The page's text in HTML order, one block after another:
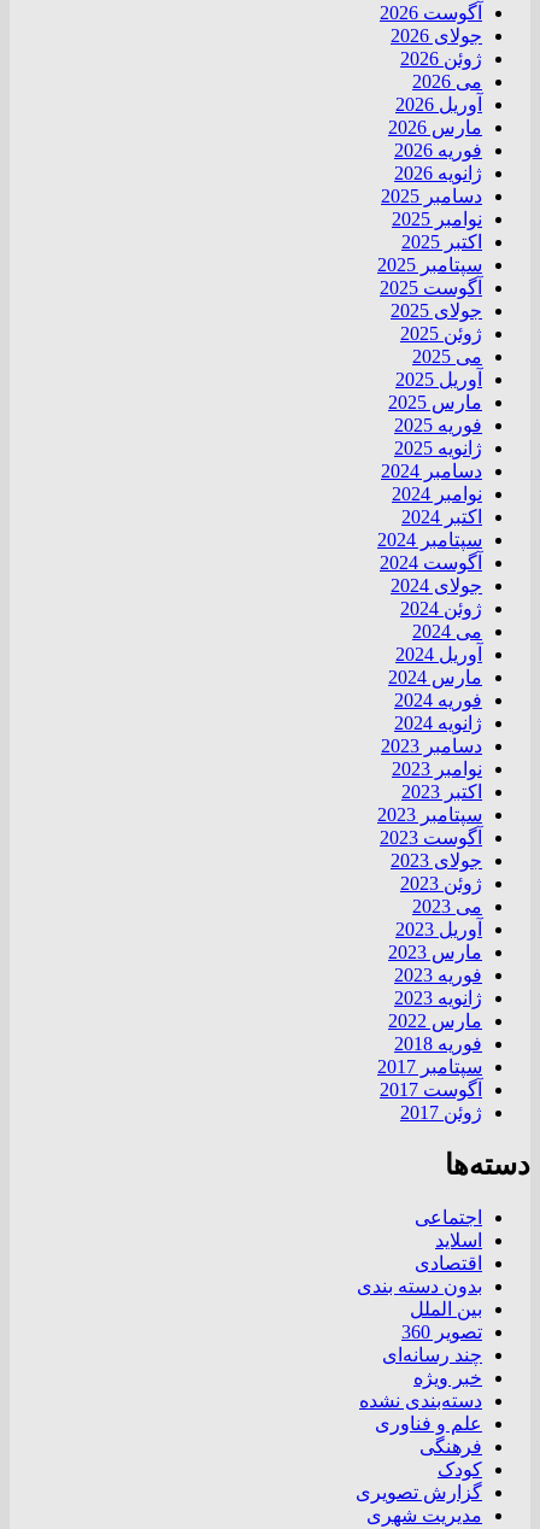
آگوست 2026
جولای 2026
ژوئن 2026
می 2026
آوریل 2026
مارس 2026
فوریه 2026
ژانویه 2026
دسامبر 2025
نوامبر 2025
اکتبر 2025
سپتامبر 2025
آگوست 2025
جولای 2025
ژوئن 2025
می 2025
آوریل 2025
مارس 2025
فوریه 2025
ژانویه 2025
دسامبر 2024
نوامبر 2024
اکتبر 2024
سپتامبر 2024
آگوست 2024
جولای 2024
ژوئن 2024
می 2024
آوریل 2024
مارس 2024
فوریه 2024
ژانویه 2024
دسامبر 2023
نوامبر 2023
اکتبر 2023
سپتامبر 2023
آگوست 2023
جولای 2023
ژوئن 2023
می 2023
آوریل 2023
مارس 2023
فوریه 2023
ژانویه 2023
مارس 2022
فوریه 2018
سپتامبر 2017
آگوست 2017
ژوئن 2017
دسته‌ها
اجتماعی
اسلاید
اقتصادی
بدون دسته بندی
بین الملل
تصویر 360
چند رسانه‌ای
خبر ویژه
دسته‌بندی نشده
علم و فناوری
فرهنگی
کودک
گزارش تصویری
مدیریت شهری